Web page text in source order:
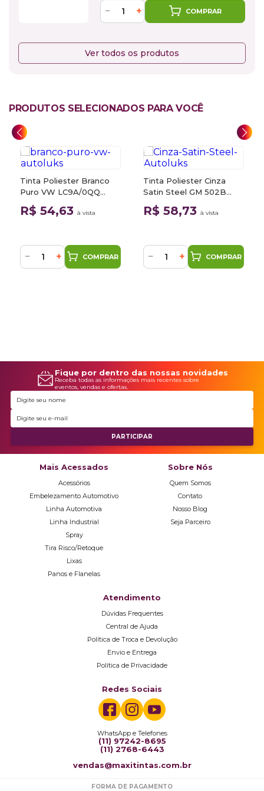
− + COMPRAR
Ver todos os produtos
PRODUTOS SELECIONADOS PARA VOCÊ
Tinta Poliester Branco
Puro VW LC9A/0QQ
900ml Autoluks
R$ 54,63 à vista
− + COMPRAR
Tinta Poliester Cinza
Satin Steel GM 502B
GF8 900ml Autoluks
R$ 58,73 à vista
− + COMPRAR
Fique por dentro das nossas novidades
Receba todas as informações mais recentes sobre
eventos, vendas e ofertas.
Mais Acessados
Acessórios
Embelezamento Automotivo
Linha Automotiva
Linha Industrial
Spray
Tira Risco/Retoque
Lixas
Panos e Flanelas
Sobre Nós
Quem Somos
Contato
Nosso Blog
Seja Parceiro
Atendimento
Dúvidas Frequentes
Central de Ajuda
Política de Troca e Devolução
Envio e Entrega
Política de Privacidade
Redes Sociais
WhatsApp e Telefones
(11) 97242-8695
(11) 2768-6443
vendas@maxitintas.com.br
FORMA DE PAGAMENTO